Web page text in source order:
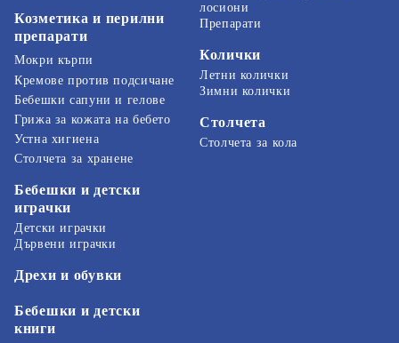
Козметика и перилни
препарати
Мокри кърпи
Кремове против подсичане
Бебешки сапуни и гелове
Грижа за кожата на бебето
Устна хигиена
лосиони
Препарати
Колички
Летни колички
Зимни колички
Столчета
Столчета за кола
Столчета за хранене
Бебешки и детски
играчки
Детски играчки
Дървени играчки
Дрехи и обувки
Бебешки и детски
книги